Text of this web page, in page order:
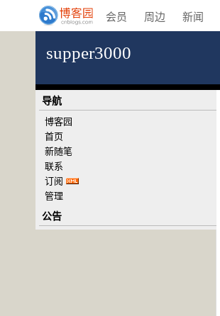
会员 周边 新闻
supper3000
导航
博客园
首页
新随笔
联系
订阅
管理
公告